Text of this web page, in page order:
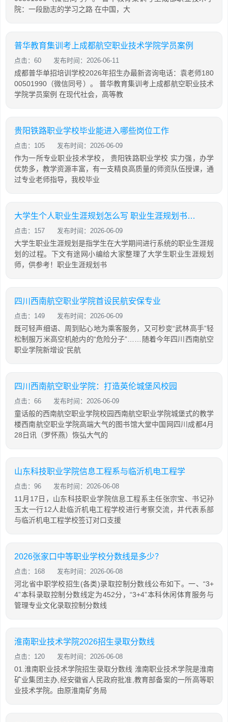
院：一段励志的学习之路 在中国，大
普华教育集训考上成都航空职业技术学院学员案例
点击：60 发布时间：2026-06-11
成都普华单招培训学校2026年招生办最新咨询电话：袁老师180
00501990（微信同号）。 普华教育集训考上成都航空职业技术
学院学员案例 在现代社会，高等教
贵阳铁路职业学校毕业能进入哪些岗位工作
点击：105 发布时间：2026-06-09
作为一所专业职业技术学校， 贵阳铁路职业学校 实力强，办学
优势多，教学资源丰富，有一支精良高质量的师资队伍授课，通
过专业老师指导，我校毕业
大学生个人职业生涯规划怎么写 职业生涯规划书范文3000字
点击：157 发布时间：2026-06-09
大学生职业生涯规划是指学生在大学期间进行系统的职业生涯规
划的过程。下文有途网小编给大家整理了大学生职业生涯规划
师，供参考！职业生涯规划书
四川西南航空职业学院首设民航安保专业
点击：149 发布时间：2026-06-09
既可轻声细语、周到贴心地为乘客服务，又可秒变“武林高手”轻
松制服万米高空机舱内的“危险分子”……随着今年四川西南航空
职业学院新增设“民航
四川西南航空职业学院：打造英伦城堡风校园
点击：66 发布时间：2026-06-09
童话般的西南航空职业学院校园西南航空职业学院城堡式的教学
楼西南航空职业学院高端大气的图书馆大堂中国网四川成都4月
28日讯（罗怀燕）恢弘大气的
山东科技职业学院信息工程系与临沂机电工程学
点击：96 发布时间：2026-06-08
11月17日，山东科技职业学院信息工程系主任张宗宝、书记孙
玉太一行12人赴临沂机电工程学校进行考察交流，并代表系部
与临沂机电工程学校签订对口支援
2026张家口中等职业学校分数线是多少？
点击：168 发布时间：2026-06-08
河北省中职学校招生(各类)录取控制分数线公布如下。一、“3+
4”本科录取控制分数线定为452分，“3+4”本科休闲体育服务与
管理专业文化录取控制分数线
淮南职业技术学院2026招生录取分数线
点击：120 发布时间：2026-06-08
01.淮南职业技术学院招生录取分数线 淮南职业技术学院是淮南
矿业集团主办,经安徽省人民政府批准,教育部备案的一所高等职
业技术学院。由原淮南矿务局